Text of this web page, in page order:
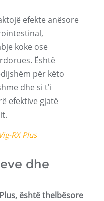
efekte anësore
koke ose
Është
për këto
dhe si t'i
efektive gjatë
RX Plus
dhe
është thelbësore